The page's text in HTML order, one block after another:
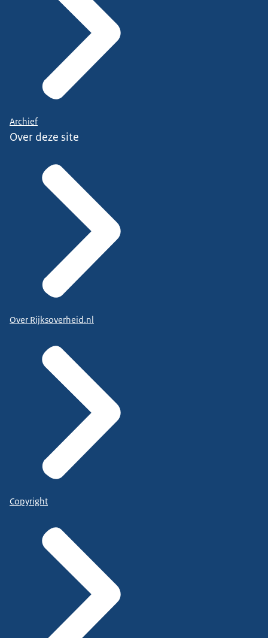
Archief
Over deze site
Over Rijksoverheid.nl
Copyright